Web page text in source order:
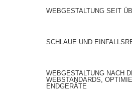
WEBGESTALTUNG SEIT
SCHLAUE UND
WEBGESTALTUNG NACH
WEBSTANDARDS,
ENDGERÄTE